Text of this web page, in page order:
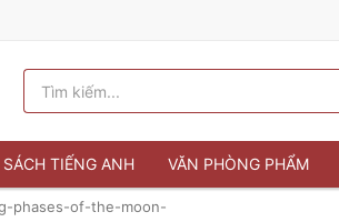
SÁCH TIẾNG ANH VĂN PHÒNG PHẨM
phases-of-the-moon-